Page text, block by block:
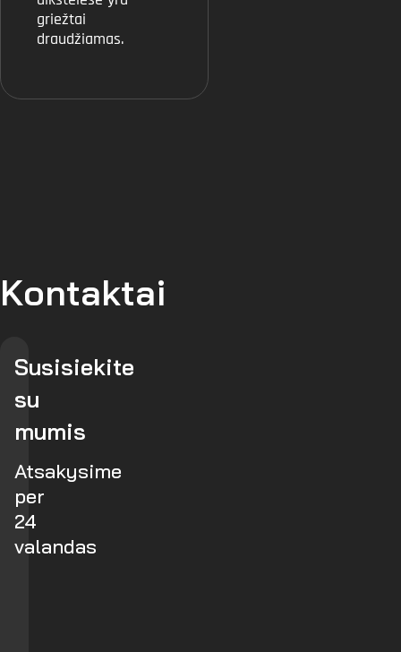
griežtai
draudžiamas.
Kontaktai
Susisiekite
su
mumis
Atsakysime
per
24
valandas